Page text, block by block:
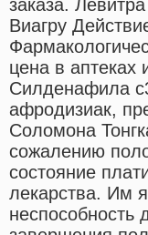
заказа.
Виагру
цена в
Силденафила
афродизиак,
Соломона
сожалению
состояние
лекарства. Им
неспособность